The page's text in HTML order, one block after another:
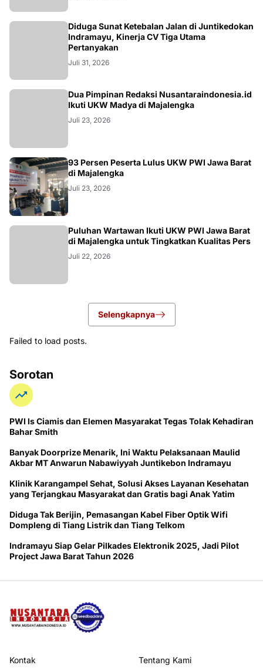
Diduga Sunat Ketebalan Jalan di Juntikedokan
Indramayu, Kinerja CV Tiga Utama
Pertanyakan
Juli 31, 2026
Dua Pimpinan Redaksi Nusantaraindonesia.id
Ikuti UKW Madya di Majalengka
Juli 23, 2026
93 Persen Peserta Lulus UKW PWI Jawa Barat
di Majalengka
Juli 23, 2026
Puluhan Wartawan Ikuti UKW PWI Jawa Barat
di Majalengka untuk Tingkatkan Kualitas Pers
Juli 22, 2026
Selengkapnya
Failed to load posts.
Sorotan
PWI ls Ciamis dan Elemen Masyarakat Tegas Tolak Kehadiran
Bahar Smith
Banyak Doorprize Menarik, Ini Waktu Pelaksanaan Maulid
Akbar MT Anwarun Nabawiyyah Juntikebon Indramayu
Klinik Karangampel Sehat, Solusi Akses Layanan Kesehatan
yang Terjangkau Masyarakat dan Gratis bagi Anak Yatim
Diduga Tak Berijin, Pemasangan Kabel Fiber Optik Wifi
Dompleng di Tiang Listrik dan Tiang Telkom
Indramayu Siap Gelar Pilkades Elektronik 2025, Jadi Pilot
Project Jawa Barat Tahun 2026
Kontak Tentang Kami